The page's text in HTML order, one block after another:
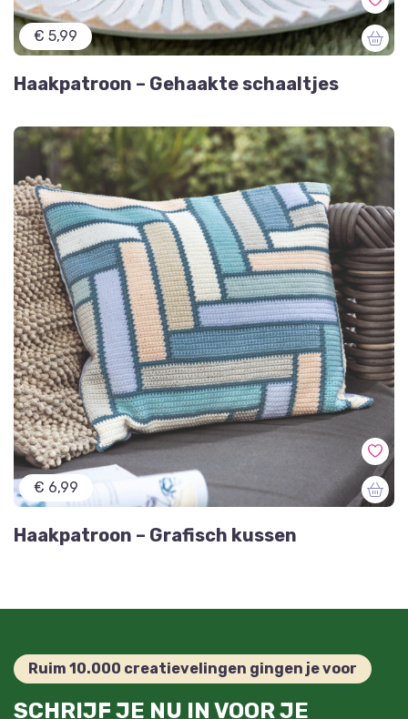
€ 5,99
Haakpatroon – Gehaakte schaaltjes
€ 6,99
Haakpatroon – Grafisch kussen
Ruim 10.000 creatievelingen gingen je voor
SCHRIJF JE NU IN VOOR JE